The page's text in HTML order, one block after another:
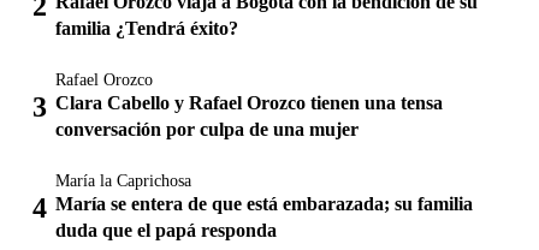
familia ¿Tendrá éxito?
Rafael Orozco
Clara Cabello y Rafael Orozco tienen una tensa
conversación por culpa de una mujer
María la Caprichosa
María se entera de que está embarazada; su familia
duda que el papá responda